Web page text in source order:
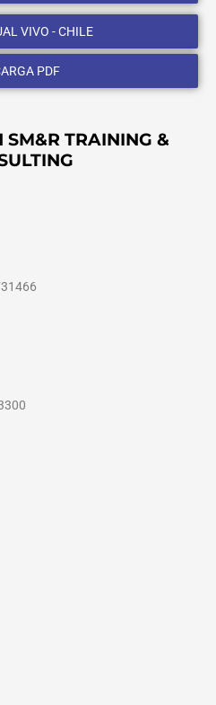
VIVO - CHILE
PDF
SM&R TRAINING &